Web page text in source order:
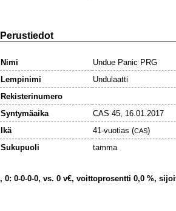
Perustiedot
Nimi
Undue Panic PRG
Lempinimi
Undulaatti
Rekisterinumero
Syntymäaika
CAS 45, 16.01.2017
Ikä
41-vuotias (CAS)
Sukupuoli
tamma
, 0: 0-0-0-0, vs. 0 v€, voittoprosentti 0,0 %,